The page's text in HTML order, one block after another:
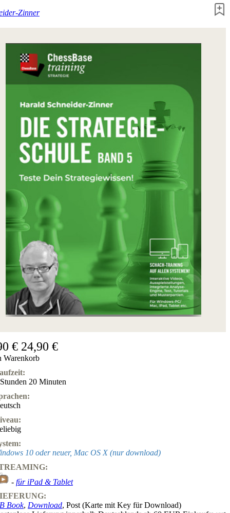
Zinner
€ 24,90 €
Warenkorb
20 Minuten
10 oder neuer, Mac OS X (nur download)
- für iPad & Tablet
Book, Download, Post (Karte mit Key für Download)